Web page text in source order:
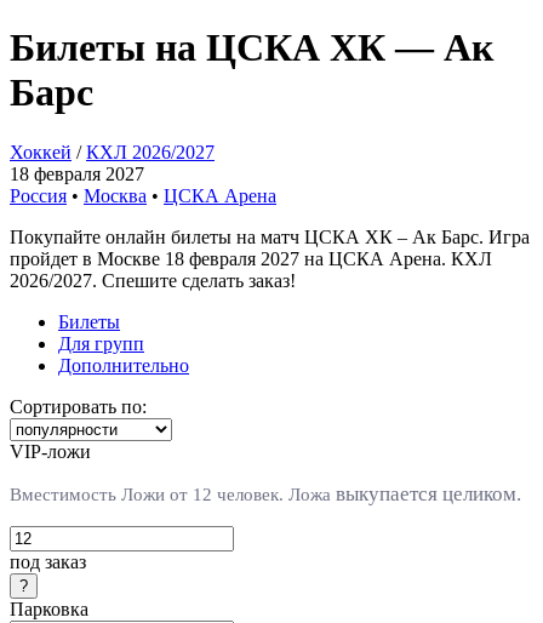
Билеты на ЦСКА ХК — Ак
Барс
Хоккей /КХЛ 2026/2027
18 февраля 2027
Россия • Москва • ЦСКА Арена
Покупайте онлайн билеты на матч ЦСКА ХК – Ак Барс. Игра
пройдет в Москве 18 февраля 2027 на ЦСКА Арена. КХЛ
2026/2027. Спешите сделать заказ!
Билеты
Для групп
Дополнительно
Сортировать по:
VIP-ложи
Вместимость Ложи от 12 человек. Ложа выкупается целиком.
под заказ
Парковка